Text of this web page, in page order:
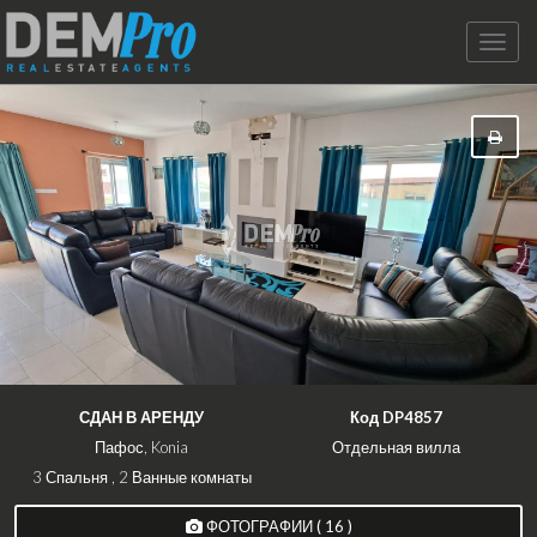
Toggle
СДАН В АРЕНДУ
Код DP4857
Пафос, Konia
Отдельная вилла
3 Спальня , 2 Ванные комнаты
ФОТОГРАФИИ ( 16 )